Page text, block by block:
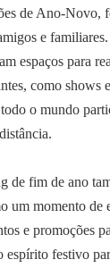
de Ano-Novo,
e
espaços para
como shows
o mundo
de fim de ano
um momento de
e promoções
espírito festivo